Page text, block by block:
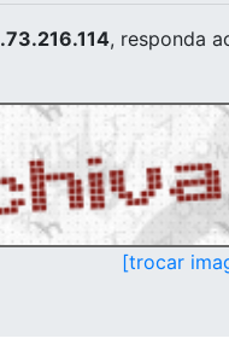
, responda
[trocar